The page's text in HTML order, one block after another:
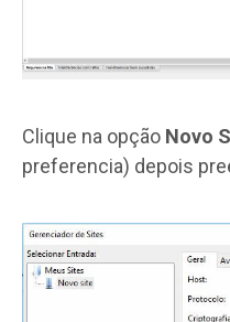
Clique na opção Novo
preferencia) depois